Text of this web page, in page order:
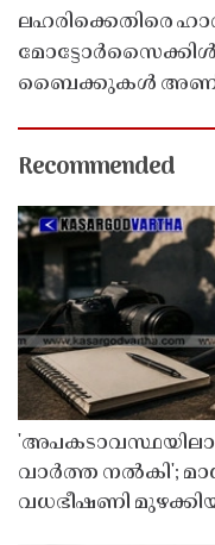
ലഹരിക്കെതിരെ
മോട്ടോർസൈക്കിൾ
ബൈക്കുകൾ
Recommended
'അപകടാവസ്ഥയിലായ
വാർത്ത നൽകി';
വധഭീഷണി